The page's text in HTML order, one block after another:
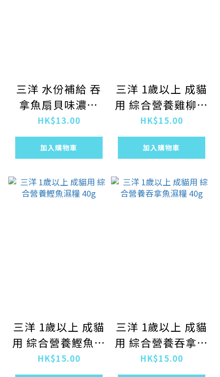
三洋 水份補給 吞
拿魚扇貝味濃湯
40g
HK$13.00
加入購物車
三洋 1歲以上 成貓
用 綜合營養雞柳濕
糧 40g
HK$15.00
加入購物車
三洋 1歲以上 成貓
用 綜合營養鰹魚濕
糧 40g
HK$15.00
三洋 1歲以上 成貓
用 綜合營養吞拿魚
濕糧 40g
HK$15.00